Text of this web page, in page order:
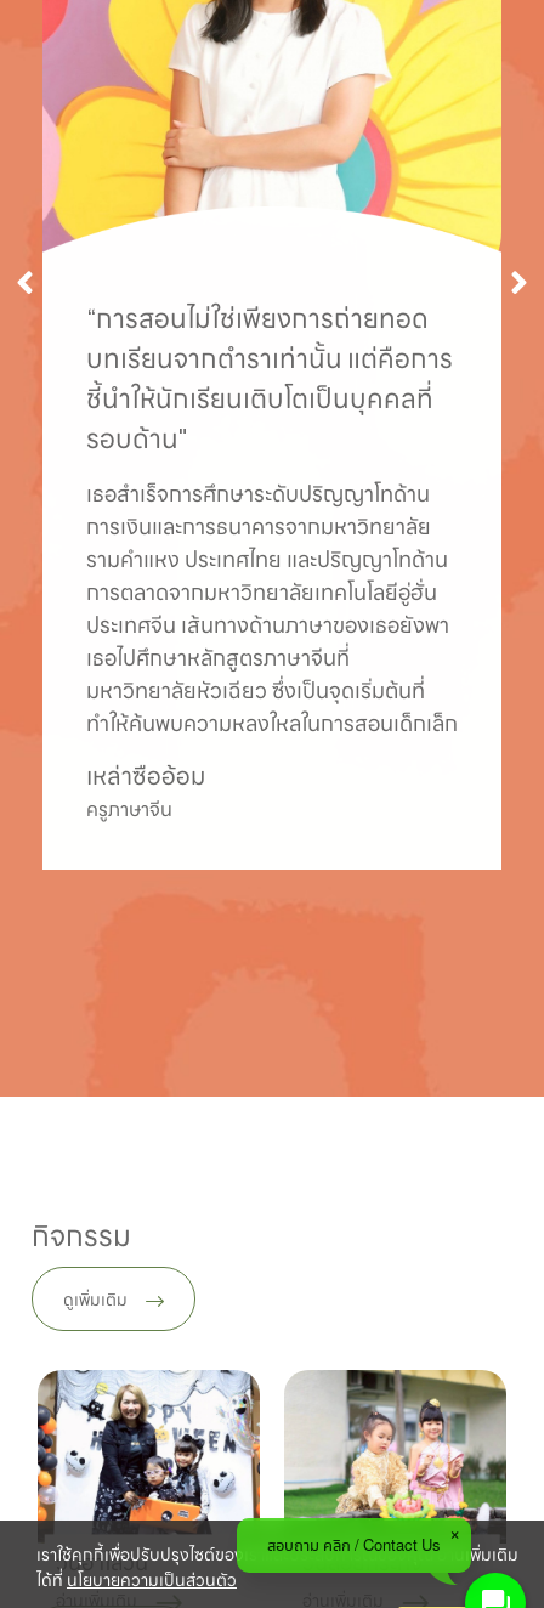
“ฉันเชื่อว่าเด็กเรียนรู้ได้ดีที่สุด เมื่อ
พวกเขามีอิสระในการสำรวจ เกิด
ความสงสัยใคร่รู้ และเดินตามความ
สุขของตนเอง”
Teacher Gladys เป็นคนอบอุ่น เปี่ยมด้วย
ความอยากรู้อยากเห็น และมีพื้นฐาน
ประสบการณ์ที่นำสิ่งพิเศษมาสู่ห้องเรียน
เธอสำเร็จการศึกษาจากมหาวิทยาลัย
Grenoble ประเทศฝรั่งเศส ในปี 2016 ด้าน
ธุรกิจระหว่างประเทศ และใช้เวลาหลายปี
ทำงานในฐานะผู้ประกอบการ ก่อนก้าวเข้าสู่
บทบาทที่ยิ่งใหญ่และเติมเต็มที่สุดในชีวิต—
ปัจจุบันอายุ 3 และ 6 ปี
ครูผู้สอนสองภาษา
กิจกรรม
ดูเพิ่มเติม
วันฮาโลวีน
เราใช้คุกกี้เพื่อปรับปรุงไซต์ของเราและประสบการณ์ของคุณ อ่านเพิ่มเติม
ได้ที่ นโยบายความเป็นส่วนตัว
สอบถาม คลิก / Contact Us